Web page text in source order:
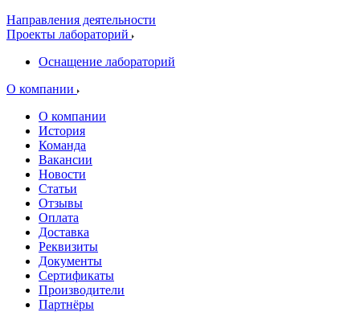
Направления деятельности
Проекты лабораторий
Оснащение лабораторий
О компании
О компании
История
Команда
Вакансии
Новости
Статьи
Отзывы
Оплата
Доставка
Реквизиты
Документы
Сертификаты
Производители
Партнёры